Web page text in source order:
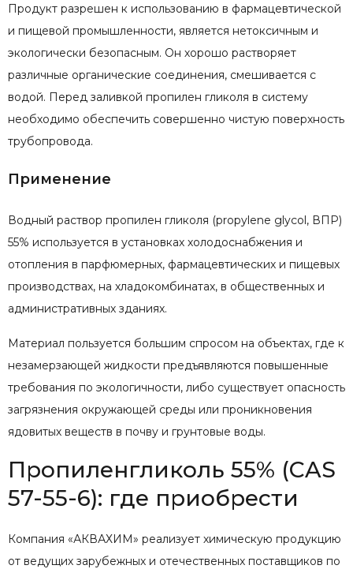
Продукт разрешен к использованию в фармацевтической
и пищевой промышленности, является нетоксичным и
экологически безопасным. Он хорошо растворяет
различные органические соединения, смешивается с
водой. Перед заливкой пропилен гликоля в систему
необходимо обеспечить совершенно чистую поверхность
трубопровода.
Применение
Водный раствор пропилен гликоля (propylene glycol, ВПР)
55% используется в установках холодоснабжения и
отопления в парфюмерных, фармацевтических и пищевых
производствах, на хладокомбинатах, в общественных и
административных зданиях.
Материал пользуется большим спросом на объектах, где к
незамерзающей жидкости предъявляются повышенные
требования по экологичности, либо существует опасность
загрязнения окружающей среды или проникновения
ядовитых веществ в почву и грунтовые воды.
Пропиленгликоль 55% (CAS
57-55-6): где приобрести
Компания «АКВАХИМ» реализует химическую продукцию
от ведущих зарубежных и отечественных поставщиков по